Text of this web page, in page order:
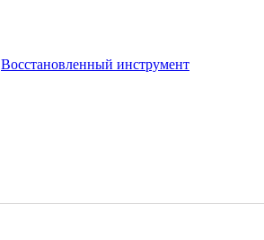
Восстановленный инструмент